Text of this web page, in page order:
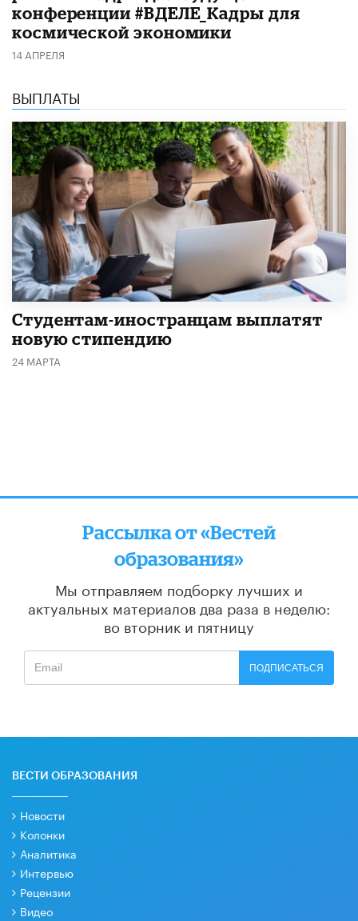
конференции #ВДЕЛЕ_Кадры для
космической экономики
14 АПРЕЛЯ
ВЫПЛАТЫ
Студентам-иностранцам выплатят
новую стипендию
24 МАРТА
Рассылка от «Вестей
образования»
Мы отправляем подборку лучших и
актуальных материалов два раза в неделю:
во вторник и пятницу
ПОДПИСАТЬСЯ
ВЕСТИ ОБРАЗОВАНИЯ
Новости
Колонки
Аналитика
Интервью
Рецензии
Видео